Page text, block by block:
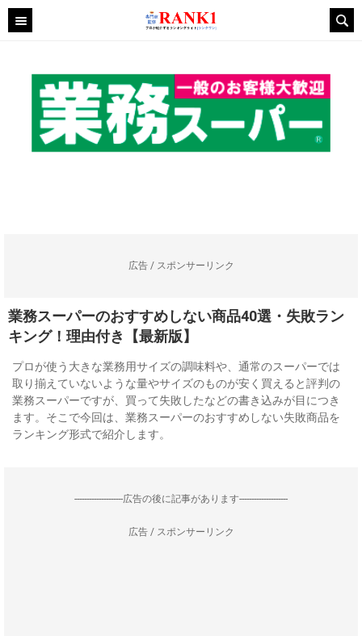
広告 / スポンサーリンク
業務スーパーのおすすめしない商品40選・失敗ラン
キング！理由付き【最新版】
プロが使う大きな業務用サイズの調味料や、通常のスーパーでは
取り揃えていないような量やサイズのものが安く買えると評判の
業務スーパーですが、買って失敗したなどの書き込みが目につき
ます。そこで今回は、業務スーパーのおすすめしない失敗商品を
ランキング形式で紹介します。
--------------------広告の後に記事があります--------------------
広告 / スポンサーリンク